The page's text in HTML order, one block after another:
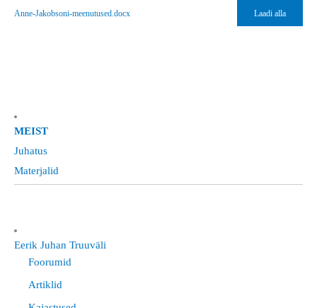
MEIST
Juhatus
Materjalid
Eerik Juhan Truuväli
Foorumid
Artiklid
Anne-Jakobsoni-meenutused.docx Laadi alla